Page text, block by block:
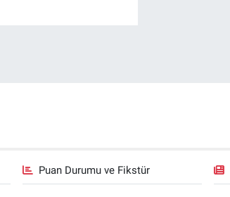
Puan Durumu ve Fikstür